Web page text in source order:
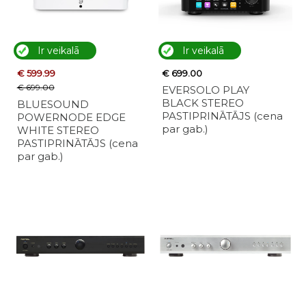
Ir veikalā
€ 599.99
€ 699.00
BLUESOUND
POWERNODE EDGE
WHITE STEREO
PASTIPRINĀTĀJS (cena
par gab.)
Ir veikalā
€ 699.00
EVERSOLO PLAY
BLACK STEREO
PASTIPRINĀTĀJS (cena
par gab.)